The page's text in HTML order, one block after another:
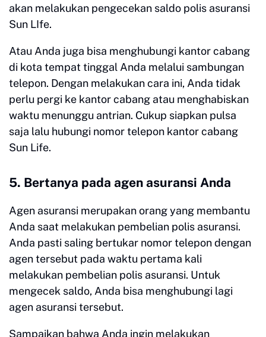
akan melakukan pengecekan saldo polis asuransi
Sun LIfe.
Atau Anda juga bisa menghubungi kantor cabang
di kota tempat tinggal Anda melalui sambungan
telepon. Dengan melakukan cara ini, Anda tidak
perlu pergi ke kantor cabang atau menghabiskan
waktu menunggu antrian. Cukup siapkan pulsa
saja lalu hubungi nomor telepon kantor cabang
Sun Life.
5. Bertanya pada agen asuransi Anda
Agen asuransi merupakan orang yang membantu
Anda saat melakukan pembelian polis asuransi.
Anda pasti saling bertukar nomor telepon dengan
agen tersebut pada waktu pertama kali
melakukan pembelian polis asuransi. Untuk
mengecek saldo, Anda bisa menghubungi lagi
agen asuransi tersebut.
Sampaikan bahwa Anda ingin melakukan